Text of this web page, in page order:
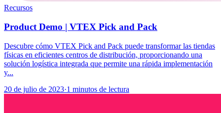
Recursos
Product Demo | VTEX Pick and Pack
Descubre cómo VTEX Pick and Pack puede transformar las tiendas
físicas en eficientes centros de distribución, proporcionando una
solución logística integrada que permite una rápida implementación
y...
20 de julio de 2023·1 minutos de lectura